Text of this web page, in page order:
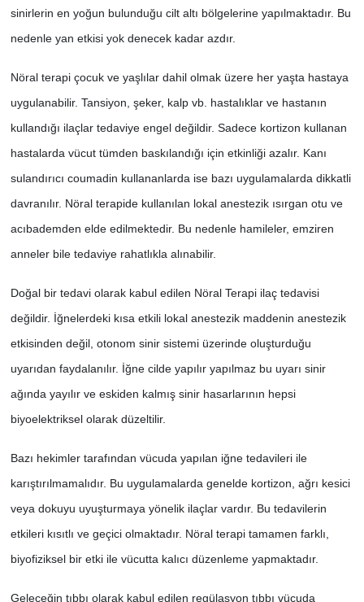
sinirlerin en yoğun bulunduğu cilt altı bölgelerine yapılmaktadır. Bu
nedenle yan etkisi yok denecek kadar azdır.
Nöral terapi çocuk ve yaşlılar dahil olmak üzere her yaşta hastaya
uygulanabilir. Tansiyon, şeker, kalp vb. hastalıklar ve hastanın
kullandığı ilaçlar tedaviye engel değildir. Sadece kortizon kullanan
hastalarda vücut tümden baskılandığı için etkinliği azalır. Kanı
sulandırıcı coumadin kullananlarda ise bazı uygulamalarda dikkatli
davranılır. Nöral terapide kullanılan lokal anestezik ısırgan otu ve
acıbademden elde edilmektedir. Bu nedenle hamileler, emziren
anneler bile tedaviye rahatlıkla alınabilir.
Doğal bir tedavi olarak kabul edilen Nöral Terapi ilaç tedavisi
değildir. İğnelerdeki kısa etkili lokal anestezik maddenin anestezik
etkisinden değil, otonom sinir sistemi üzerinde oluşturduğu
uyarıdan faydalanılır. İğne cilde yapılır yapılmaz bu uyarı sinir
ağında yayılır ve eskiden kalmış sinir hasarlarının hepsi
biyoelektriksel olarak düzeltilir.
Bazı hekimler tarafından vücuda yapılan iğne tedavileri ile
karıştırılmamalıdır. Bu uygulamalarda genelde kortizon, ağrı kesici
veya dokuyu uyuşturmaya yönelik ilaçlar vardır. Bu tedavilerin
etkileri kısıtlı ve geçici olmaktadır. Nöral terapi tamamen farklı,
biyofiziksel bir etki ile vücutta kalıcı düzenleme yapmaktadır.
Geleceğin tıbbı olarak kabul edilen regülasyon tıbbı vücuda